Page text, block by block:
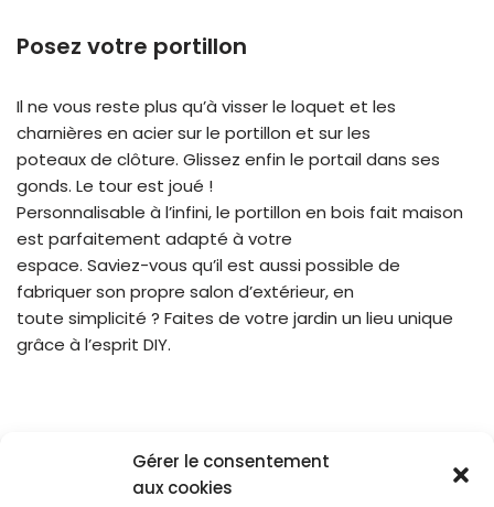
Gérer le consentement
aux cookies
Posez votre portillon
Il ne vous reste plus qu’à visser le loquet et les
charnières en acier sur le portillon et sur les
poteaux de clôture. Glissez enfin le portail dans ses
gonds. Le tour est joué !
Personnalisable à l’infini, le portillon en bois fait maison
est parfaitement adapté à votre
espace. Saviez-vous qu’il est aussi possible de
fabriquer son propre salon d’extérieur, en
toute simplicité ? Faites de votre jardin un lieu unique
grâce à l’esprit DIY.